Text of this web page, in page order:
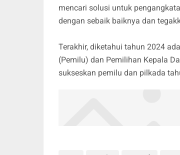
mencari solusi untuk
dengan sebaik baiknya dan
Terakhir, diketahui tahun 2024
(Pemilu) dan Pemilihan Kepala
sukseskan pemilu dan pilkada